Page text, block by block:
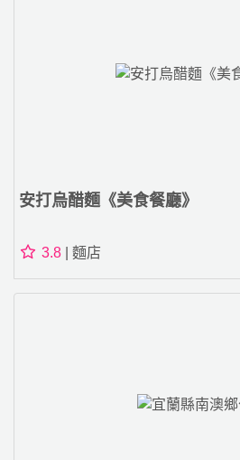
安打烏醋麵《美食餐廳》
3.8 | 麵店